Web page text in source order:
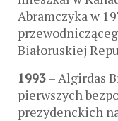
Abramczyka w
Białoruskiej
1993– Algirdas
pierwszych
prezydenckich